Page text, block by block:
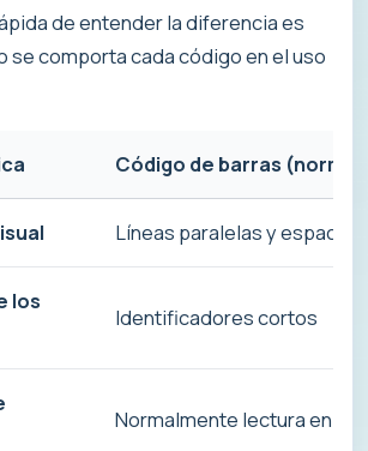
de entender la diferencia es
se comporta cada código en el uso
Código de barras
Líneas paralelas y espacios
los
Identificadores cortos
Normalmente lectura en un